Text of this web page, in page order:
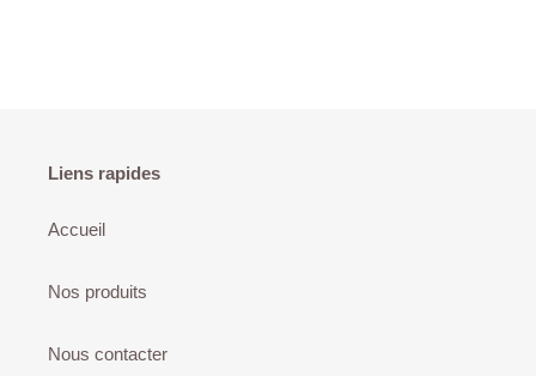
Liens rapides
Accueil
Nos produits
Nous contacter